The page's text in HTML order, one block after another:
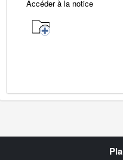
Accéder à la notice